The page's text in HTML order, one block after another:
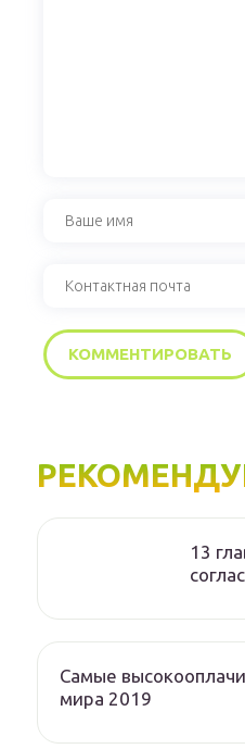
13
Самые
мира 2019